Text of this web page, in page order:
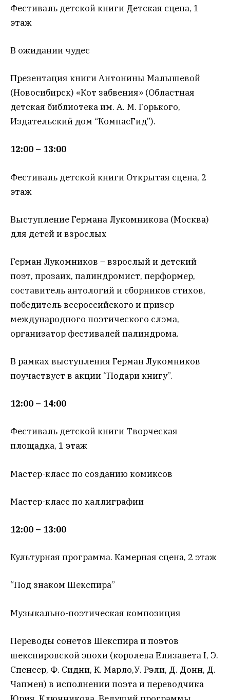
Фестиваль детской книги Детская сцена, 1
этаж
В ожидании чудес
Презентация книги Антонины Малышевой
(Новосибирск) «Кот забвения» (Областная
детская библиотека им. А. М. Горького,
Издательский дом “КомпасГид”).
12:00 – 13:00
Фестиваль детской книги Открытая сцена, 2
этаж
Выступление Германа Лукомникова (Москва)
для детей и взрослых
Герман Лукомников – взрослый и детский
поэт, прозаик, палиндромист, перформер,
составитель антологий и сборников стихов,
победитель всероссийского и призер
международного поэтического слэма,
организатор фестивалей палиндрома.
В рамках выступления Герман Лукомников
поучаствует в акции “Подари книгу”.
12:00 – 14:00
Фестиваль детской книги Творческая
площадка, 1 этаж
Мастер-класс по созданию комиксов
Мастер-класс по каллиграфии
12:00 – 13:00
Культурная программа. Камерная сцена, 2 этаж
“Под знаком Шекспира”
Музыкально-поэтическая композиция
Переводы сонетов Шекспира и поэтов
шекспировской эпохи (королева Елизавета I, Э.
Спенсер, Ф. Сидни, К. Марло,У. Рэли, Д. Донн, Д.
Чапмен) в исполнении поэта и переводчика